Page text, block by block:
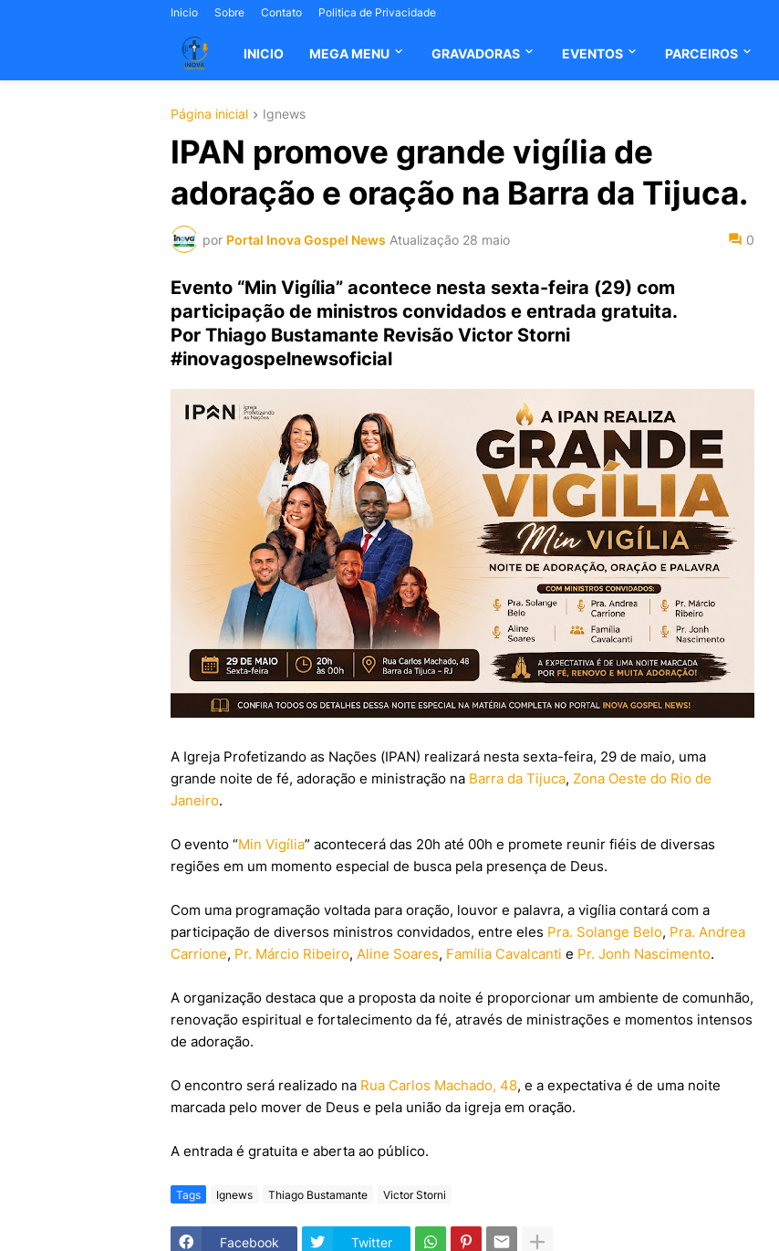
Inicio Sobre Contato Politica de Privacidade
INICIO MEGA MENU GRAVADORAS EVENTOS PARCEIROS
Página inicial Ignews
IPAN promove grande vigília de
adoração e oração na Barra da Tijuca.
por Portal Inova Gospel News Atualização 28 maio 0
Evento “Min Vigília” acontece nesta sexta-feira (29) com
participação de ministros convidados e entrada gratuita.
Por Thiago Bustamante Revisão Victor Storni
#inovagospelnewsoficial
A Igreja Profetizando as Nações (IPAN) realizará nesta sexta-feira, 29 de maio, uma
grande noite de fé, adoração e ministração na Barra da Tijuca, Zona Oeste do Rio de
Janeiro.
O evento “Min Vigília” acontecerá das 20h até 00h e promete reunir fiéis de diversas
regiões em um momento especial de busca pela presença de Deus.
Com uma programação voltada para oração, louvor e palavra, a vigília contará com a
participação de diversos ministros convidados, entre eles Pra. Solange Belo, Pra. Andrea
Carrione, Pr. Márcio Ribeiro, Aline Soares, Família Cavalcanti e Pr. Jonh Nascimento.
A organização destaca que a proposta da noite é proporcionar um ambiente de comunhão,
renovação espiritual e fortalecimento da fé, através de ministrações e momentos intensos
de adoração.
O encontro será realizado na Rua Carlos Machado, 48, e a expectativa é de uma noite
marcada pelo mover de Deus e pela união da igreja em oração.
A entrada é gratuita e aberta ao público.
Tags Ignews Thiago Bustamante Victor Storni
Facebook Twitter